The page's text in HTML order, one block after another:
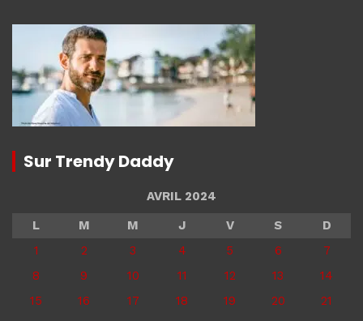
Sur Trendy Daddy
AVRIL 2024
L
M M J V S
D
1
2 3 4 5 6
7
8
9 10 11 12 13
14
15
16 17 18 19 20
21